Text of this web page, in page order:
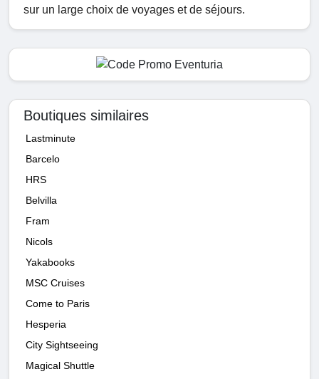
sur un large choix de voyages et de séjours.
Boutiques similaires
Lastminute
Barcelo
HRS
Belvilla
Fram
Nicols
Yakabooks
MSC Cruises
Come to Paris
Hesperia
City Sightseeing
Magical Shuttle